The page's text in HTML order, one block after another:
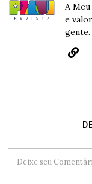
A
e
gente.